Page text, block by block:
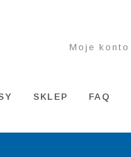
Moje konto
SKLEP FAQ